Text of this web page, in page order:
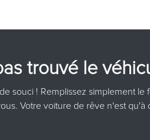
trouvé le
souci ! Remplissez simplement
Votre voiture de rêve n'est qu'à